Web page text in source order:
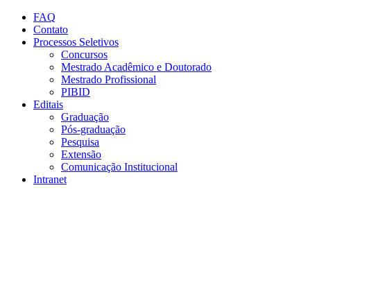
Conteúdo principal
FAQ
Contato
Processos Seletivos
Concursos
Mestrado Acadêmico e Doutorado
Mestrado Profissional
PIBID
Editais
Graduação
Pós-graduação
Pesquisa
Extensão
Comunicação Institucional
Intranet